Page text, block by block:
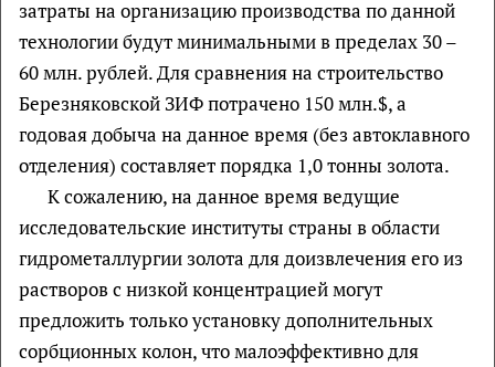
затраты на организацию производства по данной
технологии будут минимальными в пределах 30 –
60 млн. рублей. Для сравнения на строительство
Березняковской ЗИФ потрачено 150 млн.$, а
годовая добыча на данное время (без автоклавного
отделения) составляет порядка 1,0 тонны золота.
К сожалению, на данное время ведущие
исследовательские институты страны в области
гидрометаллургии золота для доизвлечения его из
растворов с низкой концентрацией могут
предложить только установку дополнительных
сорбционных колон, что малоэффективно для